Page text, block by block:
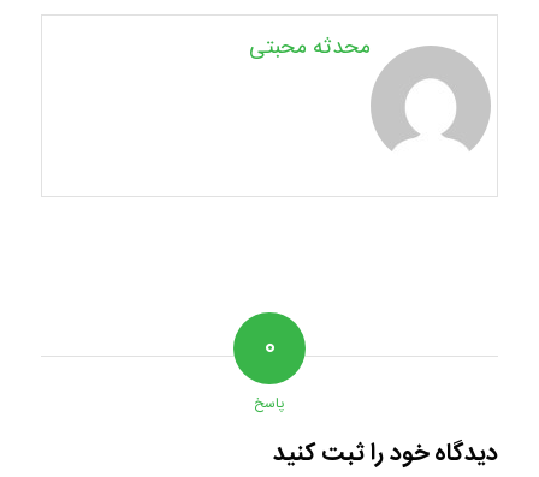
محدثه محبتی
۰
پاسخ
دیدگاه خود را ثبت کنید